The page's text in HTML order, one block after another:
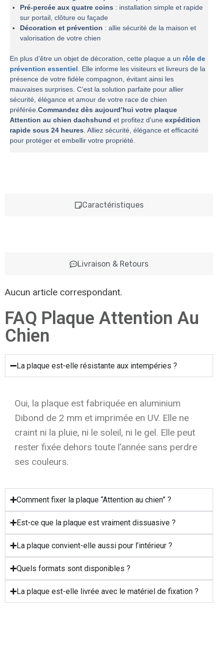
Caractéristiques
Livraison & Retours
Pré-percée aux quatre coins : installation simple et rapide
sur portail, clôture ou façade
Décoration et prévention : allie sécurité de la maison et
valorisation de votre chien
En plus d’être un objet de décoration, cette plaque a un rôle de
prévention essentiel. Elle informe les visiteurs et livreurs de la
présence de votre fidèle compagnon, évitant ainsi les
mauvaises surprises. C’est la solution parfaite pour allier
sécurité, élégance et amour de votre race de chien
préférée.Commandez dès aujourd’hui votre plaque
Attention au chien dachshund et profitez d’une expédition
rapide sous 24 heures. Alliez sécurité, élégance et efficacité
pour protéger et embellir votre propriété.
Aucun article correspondant.
FAQ Plaque Attention Au
Chien
La plaque est-elle résistante aux intempéries ?
Oui, la plaque est fabriquée en aluminium
Dibond de 2 mm et imprimée en UV. Elle ne
craint ni la pluie, ni le soleil, ni le gel. Elle peut
rester fixée dehors toute l’année sans perdre
ses couleurs.
Comment fixer la plaque “Attention au chien” ?
Est-ce que la plaque est vraiment dissuasive ?
La plaque convient-elle aussi pour l’intérieur ?
Quels formats sont disponibles ?
La plaque est-elle livrée avec le matériel de fixation ?